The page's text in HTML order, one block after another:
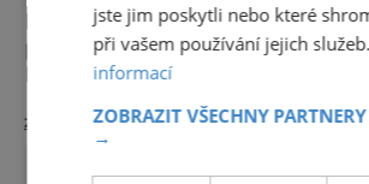
Malebné ulice, které lákají k
podvečerních měst i úžasné
Evropa má jedinečné kouzlo v
období. Nové číslo Světa na
zve na cestu plnou inspirace,
romantiky. Přinášíme vám 111
zobrazit více >>
jste jim poskytli nebo které
při vašem používání jejich
informací
ZOBRAZIT VŠECHNY
→